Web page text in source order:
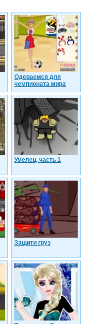
Одеваемся для
чемпионата мира
Умелец, часть 1
Защити груз